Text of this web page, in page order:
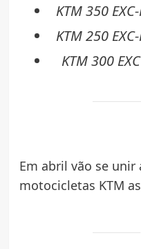
KTM 350
KTM 250
KTM 300
Em abril vão se unir
motocicletas KTM